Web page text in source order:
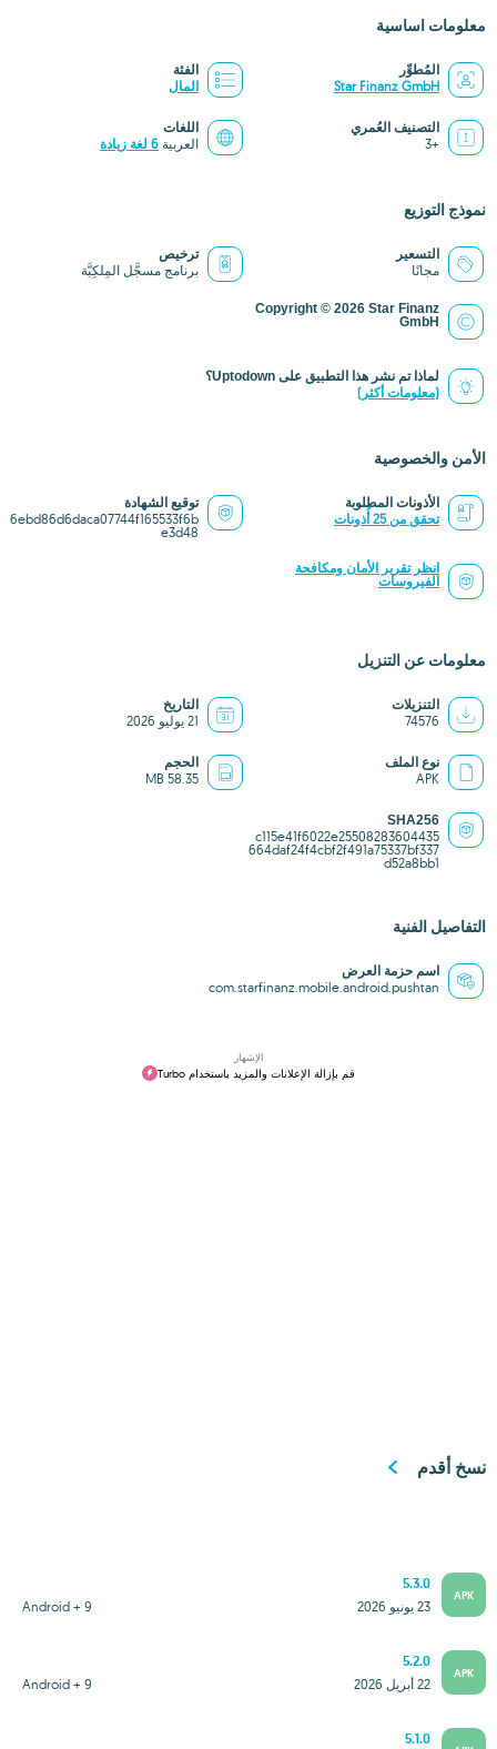
معلومات اساسية
المُطوِّر
Star Finanz GmbH
الفئة
المال
التصنيف العُمري
+3
اللغات
العربية 6 لغة زيادة
نموذج التوزيع
التسعير
مجانًا
ترخيص
برنامج مسجَّل المِلكِيَّة
Copyright © 2026 Star Finanz
GmbH
لماذا تم نشر هذا التطبيق على Uptodown؟
(معلومات أكثر)
الأمن والخصوصية
الأذونات المطلوبة
تحقق من 25 أُذونات
توقيع الشهادة
6ebd86d6daca07744f165533f6b
e3d48
انظر تقرير الأمان ومكافحة
الفيروسات
معلومات عن التنزيل
التنزيلات
74576
التاريخ
21 يوليو 2026
نوع الملف
APK
الحجم
58.35 MB
SHA256
c115e41f6022e25508283604435
664daf24f4cbf2f491a75337bf337
d52a8bb1
التفاصيل الفنية
اسم حزمة العرض
com.starfinanz.mobile.android.pushtan
الإشهار
قم بإزالة الإعلانات والمزيد باستخدام Turbo
نسخ أقدم
APK
5.3.0
Android + 9 23 يونيو 2026
APK
5.2.0
Android + 9 22 أبريل 2026
5.1.0